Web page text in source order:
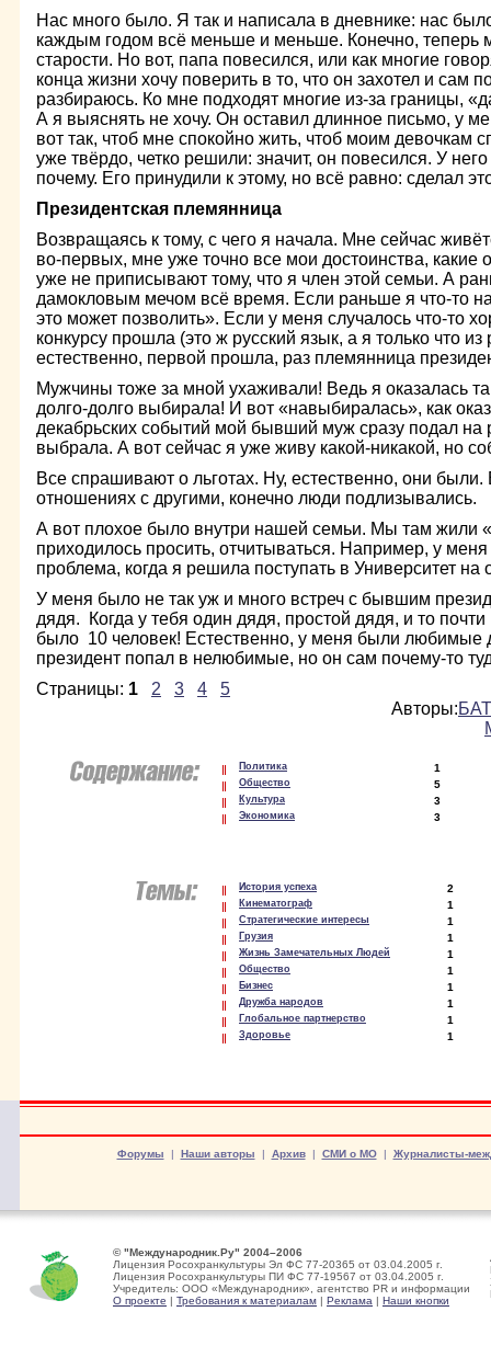
Нас много было. Я так и написала в дневнике: нас
каждым годом всё меньше и меньше. Конечно, теперь
старости. Но вот, папа повесился, или как многие
конца жизни хочу поверить в то, что он захотел и сам
разбираюсь. Ко мне подходят многие из-за границы,
А я выяснять не хочу. Он оставил длинное письмо, у
вот так, чтоб мне спокойно жить, чтоб моим девочкам
уже твёрдо, четко решили: значит, он повесился. У
почему. Его принудили к этому, но всё равно: сделал
Президентская племянница
Возвращаясь к тому, с чего я начала. Мне сейчас
во-первых, мне уже точно все мои достоинства, какие
уже не приписывают тому, что я член этой семьи. А
дамокловым мечом всё время. Если раньше я что-то
это может позволить». Если у меня случалось что-то
конкурсу прошла (это ж русский язык, а я только что
естественно, первой прошла, раз племянница
Мужчины тоже за мной ухаживали! Ведь я оказалась
долго-долго выбирала! И вот «навыбиралась», как
декабрьских событий мой бывший муж сразу подал на
выбрала. А вот сейчас я уже живу какой-никакой, но
Все спрашивают о льготах. Ну, естественно, они
отношениях с другими, конечно люди подлизывались.
А вот плохое было внутри нашей семьи. Мы там жили
приходилось просить, отчитываться. Например, у
проблема, когда я решила поступать в Университет на
У меня было не так уж и много встреч с бывшим
дядя. Когда у тебя один дядя, простой дядя, и то
было 10 человек! Естественно, у меня были
президент попал в нелюбимые, но он сам почему-то
Страницы: 1 2 3 4
5
Авторы:
Политика 1
Общество 5
Культура 3
Экономика 3
История успеха 2
Кинематограф 1
Стратегические интересы 1
Грузия 1
Жизнь Замечательных Людей 1
Общество 1
Бизнес 1
Дружба народов 1
Глобальное партнерство 1
Здоровье 1
Форумы | Наши авторы | Архив| СМИ о МО| Журналисты-
© "Международник.Ру" 2004–2006
Лицензия Росохранкультуры Эл ФС 77-20365 от 03.04.2005 г.
Лицензия Росохранкультуры ПИ ФС 77-19567 от 03.04.2005 г.
Учредитель: ООО «Международник», агентство PR и информации
О проекте | Требования к материалам | Реклама | Наши кнопки